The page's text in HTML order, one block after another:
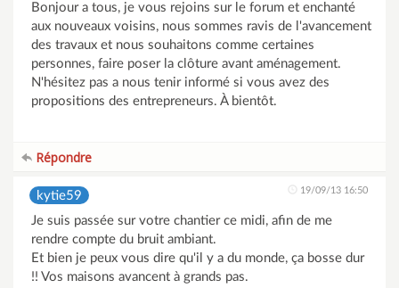
Bonjour a tous, je vous rejoins sur le forum et enchanté
aux nouveaux voisins, nous sommes ravis de l'avancement
des travaux et nous souhaitons comme certaines
personnes, faire poser la clôture avant aménagement.
N'hésitez pas a nous tenir informé si vous avez des
propositions des entrepreneurs. À bientôt.
Répondre
kytie59 19/09/13 16:50
Je suis passée sur votre chantier ce midi, afin de me
rendre compte du bruit ambiant.
Et bien je peux vous dire qu'il y a du monde, ça bosse dur
!! Vos maisons avancent à grands pas.